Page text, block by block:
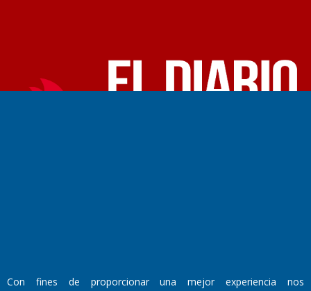
Domicilio Legal: José Ingenieros 855,
Con fines de proporcionar una mejor experiencia nos